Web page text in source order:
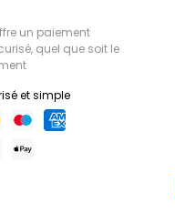
un paiement
quel que soit le
et simple